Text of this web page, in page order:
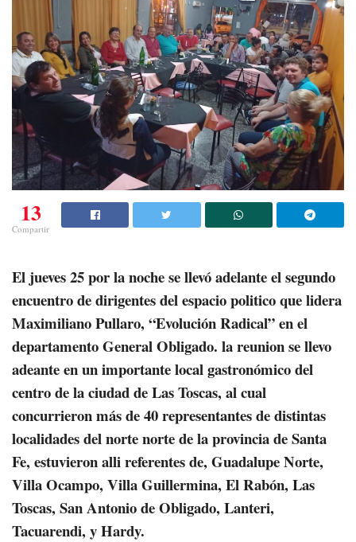
13
Compartir
El jueves 25 por la noche se llevó adelante el segundo
encuentro de dirigentes del espacio politico que lidera
Maximiliano Pullaro, “Evolución Radical” en el
departamento General Obligado. la reunion se llevo
adeante en un importante local gastronómico del
centro de la ciudad de Las Toscas, al cual
concurrieron más de 40 representantes de distintas
localidades del norte norte de la provincia de Santa
Fe, estuvieron alli referentes de, Guadalupe Norte,
Villa Ocampo, Villa Guillermina, El Rabón, Las
Toscas, San Antonio de Obligado, Lanteri,
Tacuarendi, y Hardy.